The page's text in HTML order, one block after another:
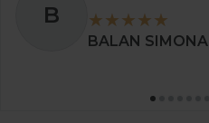
B
BALAN SIMONA